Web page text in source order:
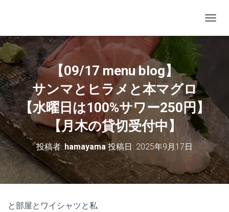
【09/17 menu blog】
サンマとヒラメと本マグロ
【水曜日は100%サワー250円】
【月木の貸切受付中】
投稿者: hamayama投稿日: 2025年9月17日
と部屋とワイシャツと私